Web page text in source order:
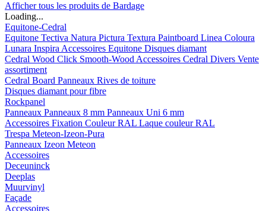
Afficher tous les produits de Bardage
Loading...
Equitone-Cedral
Equitone Tectiva Natura Pictura Textura Paintboard Linea Coloura
Lunara Inspira Accessoires Equitone Disques diamant
Cedral Wood Click Smooth-Wood Accessoires Cedral Divers Vente
assortiment
Cedral Board Panneaux Rives de toiture
Disques diamant pour fibre
Rockpanel
Panneaux Panneaux 8 mm Panneaux Uni 6 mm
Accessoires Fixation Couleur RAL Laque couleur RAL
Trespa Meteon-Izeon-Pura
Panneaux Izeon Meteon
Accessoires
Deceuninck
Deeplas
Muurvinyl
Façade
Accessoires